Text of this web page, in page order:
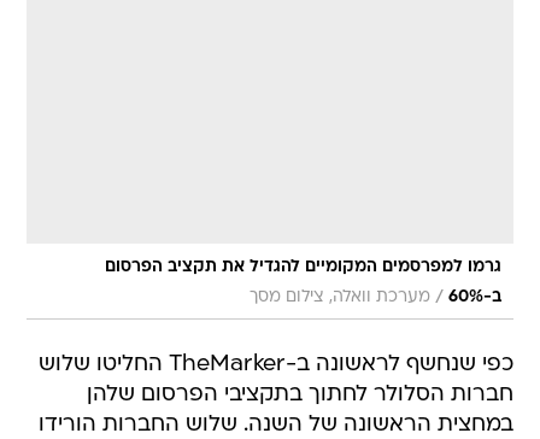
גרמו למפרסמים המקומיים להגדיל את תקציב הפרסום
ב-60%
/ מערכת וואלה, צילום מסך
כפי שנחשף לראשונה ב-TheMarker החליטו שלוש
חברות הסלולר לחתוך בתקציבי הפרסום שלהן
במחצית הראשונה של השנה. שלוש החברות הורידו